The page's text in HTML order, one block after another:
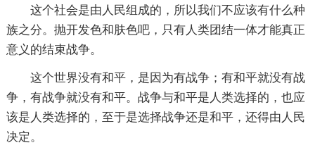
这个社会是由人民组成的，所以我们不应该有什么种
族之分。抛开发色和肤色吧，只有人类团结一体才能真正
意义的结束战争。
这个世界没有和平，是因为有战争；有和平就没有战
争，有战争就没有和平。战争与和平是人类选择的，也应
该是人类选择的，至于是选择战争还是和平，还得由人民
决定。